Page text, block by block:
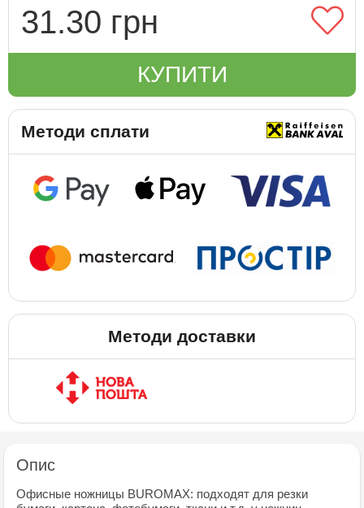
31.30 грн
КУПИТИ
Методи сплати
Методи доставки
Опис
Офисные ножницы BUROMAX: подходят для резки